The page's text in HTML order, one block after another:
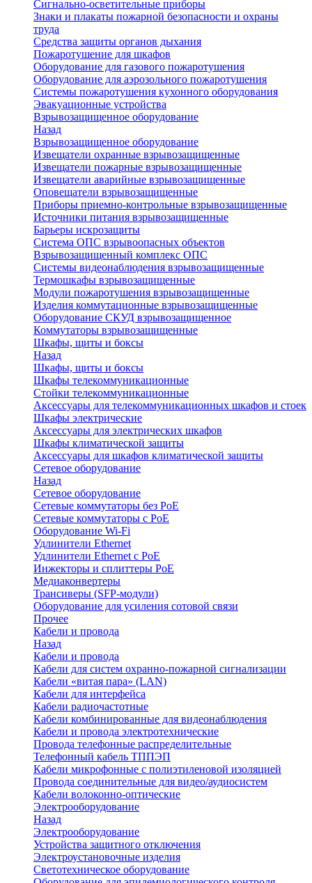
Сигнально-осветительные приборы
Знаки и плакаты пожарной безопасности и охраны
труда
Средства защиты органов дыхания
Пожаротушение для шкафов
Оборудование для газового пожаротушения
Оборудование для аэрозольного пожаротушения
Системы пожаротушения кухонного оборудования
Эвакуационные устройства
Взрывозащищенное оборудование
Назад
Взрывозащищенное оборудование
Извещатели охранные взрывозащищенные
Извещатели пожарные взрывозащищенные
Извещатели аварийные взрывозащищенные
Оповещатели взрывозащищенные
Приборы приемно-контрольные взрывозащищенные
Источники питания взрывозащищенные
Барьеры искрозащиты
Система ОПС взрывоопасных объектов
Взрывозащищенный комплекс ОПС
Системы видеонаблюдения взрывозащищенные
Термошкафы взрывозащищенные
Модули пожаротушения взрывозащищенные
Изделия коммутационные взрывозащищенные
Оборудование СКУД взрывозащищенное
Коммутаторы взрывозащищенные
Шкафы, щиты и боксы
Назад
Шкафы, щиты и боксы
Шкафы телекоммуникационные
Стойки телекоммуникационные
Аксессуары для телекоммуникационных шкафов и стоек
Шкафы электрические
Аксессуары для электрических шкафов
Шкафы климатической защиты
Аксессуары для шкафов климатической защиты
Сетевое оборудование
Назад
Сетевое оборудование
Сетевые коммутаторы без PoE
Сетевые коммутаторы с PoE
Оборудование Wi-Fi
Удлинители Ethernet
Удлинители Ethernet с PoE
Инжекторы и сплиттеры PoE
Медиаконвертеры
Трансиверы (SFP-модули)
Оборудование для усиления сотовой связи
Прочее
Кабели и провода
Назад
Кабели и провода
Кабели для систем охранно-пожарной сигнализации
Кабели «витая пара» (LAN)
Кабели для интерфейса
Кабели радиочастотные
Кабели комбинированные для видеонаблюдения
Кабели и провода электротехнические
Провода телефонные распределительные
Телефонный кабель ТППЭП
Кабели микрофонные с полиэтиленовой изоляцией
Провода соединительные для видео/аудиосистем
Кабели волоконно-оптические
Электрооборудование
Назад
Электрооборудование
Устройства защитного отключения
Электроустановочные изделия
Светотехническое оборудование